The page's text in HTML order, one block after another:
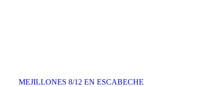
MEJILLONES 8/12 EN ESCABECHE